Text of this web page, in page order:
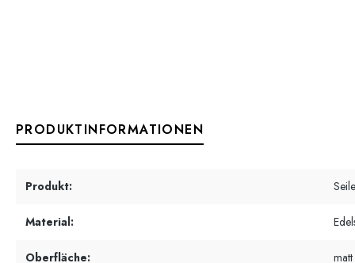
PRODUKTINFORMATIONEN
Produkt:
Material:
Oberfläche: matt